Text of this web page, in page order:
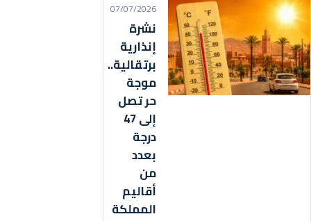
07/07/2026
نشرة
إنذارية
برتقالية..
موجة
حر تصل
إلى 47
درجة
بعدد
من
أقاليم
المملكة